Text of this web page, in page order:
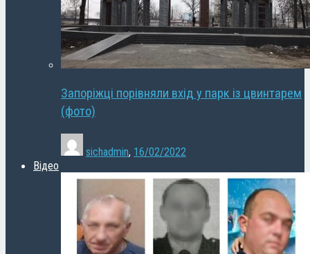
Запоріжці порівняли вхід у парк із цвинтарем
(фото)
sichadmin, 16/02/2022
Відео